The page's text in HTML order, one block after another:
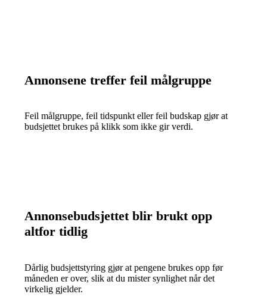
Annonsene treffer feil målgruppe
Feil målgruppe, feil tidspunkt eller feil budskap gjør at
budsjettet brukes på klikk som ikke gir verdi.
Annonsebudsjettet blir brukt opp
altfor tidlig
Dårlig budsjettstyring gjør at pengene brukes opp før
måneden er over, slik at du mister synlighet når det
virkelig gjelder.